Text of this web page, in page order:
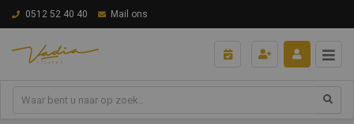
0512 52 40 40 Mail ons